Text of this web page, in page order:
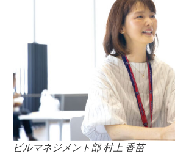
ビルマネジメント部 村上 香苗